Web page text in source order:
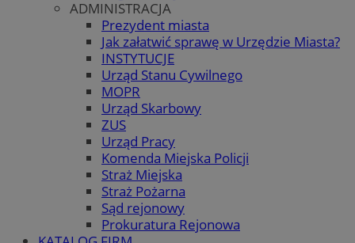
ADMINISTRACJA
Prezydent miasta
Jak załatwić sprawę w Urzędzie Miasta?
INSTYTUCJE
Urząd Stanu Cywilnego
MOPR
Urząd Skarbowy
ZUS
Urząd Pracy
Komenda Miejska Policji
Straż Miejska
Straż Pożarna
Sąd rejonowy
Prokuratura Rejonowa